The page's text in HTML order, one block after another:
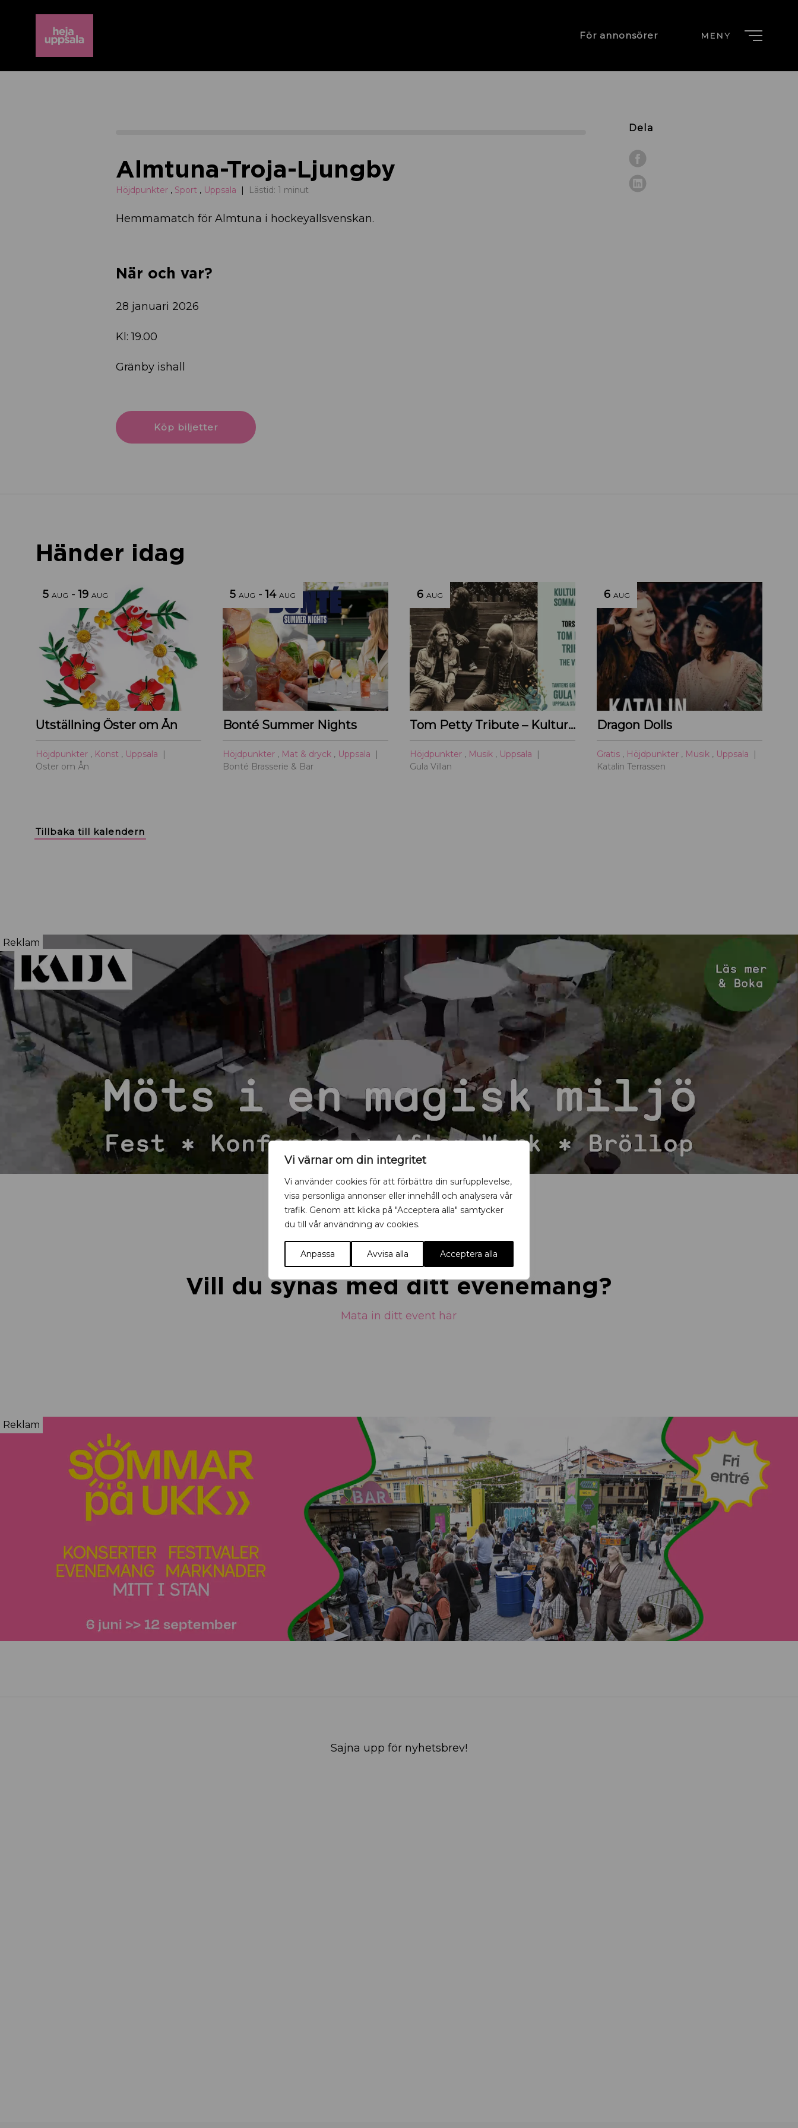
Vi värnar om din integritet
Vi använder cookies för att förbättra din surfupplevelse,
visa personliga annonser eller innehåll och analysera vår
trafik. Genom att klicka på "Acceptera alla" samtycker
du till vår användning av cookies.
Anpassa Avvisa alla Acceptera alla
För annonsörer MENY
Dela
Almtuna-Troja-Ljungby
Höjdpunkter , Sport , Uppsala Lästid: 1 minut
Hemmamatch för Almtuna i hockeyallsvenskan.
När och var?
28 januari 2026
Kl: 19.00
Gränby ishall
Köp biljetter
Händer idag
5 AUG -19 AUG
Utställning Öster om Ån
Höjdpunkter , Konst , Uppsala
Öster om Ån
5 AUG -14 AUG
Bonté Summer Nights
Höjdpunkter , Mat & dryck , Uppsala
Bonté Brasserie & Bar
6 AUG
Tom Petty Tribute – Kulturoasens sommarscen 2026
Höjdpunkter , Musik , Uppsala
Gula Villan
6 AUG
Dragon Dolls
Gratis , Höjdpunkter , Musik , Uppsala
Katalin Terrassen
Tillbaka till kalendern
Reklam
Vill du synas med ditt evenemang?
Mata in ditt event här
Reklam
Sajna upp för nyhetsbrev!